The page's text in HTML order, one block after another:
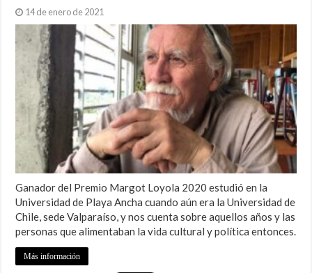
14 de enero de 2021
Ganador del Premio Margot Loyola 2020 estudió en la
Universidad de Playa Ancha cuando aún era la Universidad de
Chile, sede Valparaíso, y nos cuenta sobre aquellos años y las
personas que alimentaban la vida cultural y política entonces.
Más información